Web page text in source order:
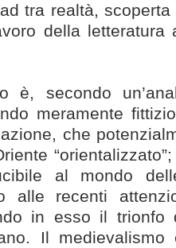
tra realtà,
della letteratura
è, secondo
meramente
che
al mondo
alle recenti
in esso il trionfo
Il